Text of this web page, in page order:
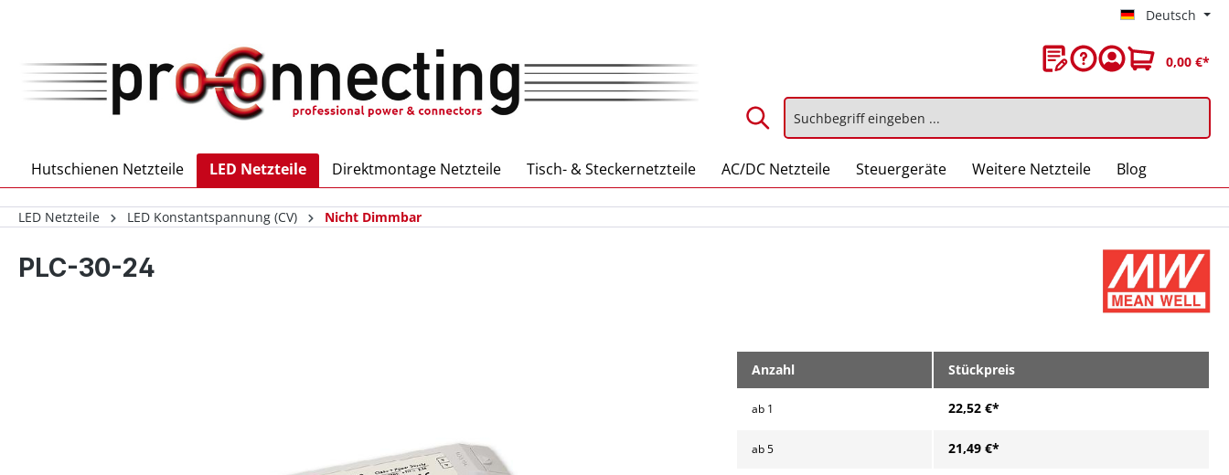
Deutsch
0,00 €*
Hutschienen Netzteile LED Netzteile Direktmontage Netzteile Tisch- & Steckernetzteile AC/DC Netzteile Steuergeräte Weitere Netzteile Blog
LED Netzteile LED Konstantspannung (CV) Nicht Dimmbar
PLC-30-24
Anzahl Stückpreis
ab 1 22,52 €*
ab5 21,49 €*